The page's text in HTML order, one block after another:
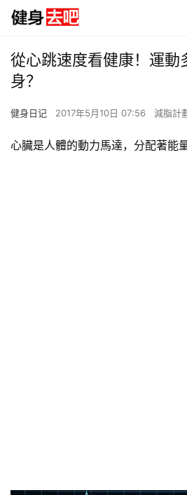
從心跳速度看健康！運動
身？
健身日记 2017年5月10日 07:56 減脂計
心臟是人體的動力馬達，分配著能量